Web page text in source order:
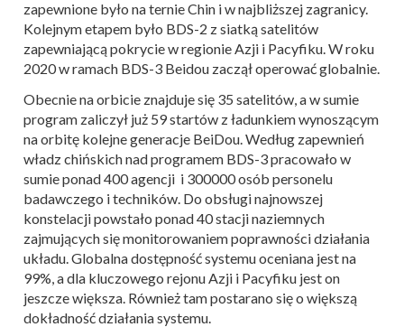
zapewnione było na ternie Chin i w najbliższej zagranicy.
Kolejnym etapem było BDS-2 z siatką satelitów
zapewniającą pokrycie w regionie Azji i Pacyfiku. W roku
2020 w ramach BDS-3 Beidou zaczął operować globalnie.
Obecnie na orbicie znajduje się 35 satelitów, a w sumie
program zaliczył już 59 startów z ładunkiem wynoszącym
na orbitę kolejne generacje BeiDou. Według zapewnień
władz chińskich nad programem BDS-3 pracowało w
sumie ponad 400 agencji i 300000 osób personelu
badawczego i techników. Do obsługi najnowszej
konstelacji powstało ponad 40 stacji naziemnych
zajmujących się monitorowaniem poprawności działania
układu. Globalna dostępność systemu oceniana jest na
99%, a dla kluczowego rejonu Azji i Pacyfiku jest on
jeszcze większa. Również tam postarano się o większą
dokładność działania systemu.